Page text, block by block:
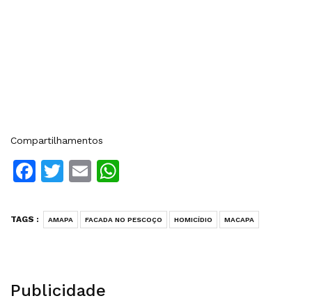
Compartilhamentos
Facebook
Twitter
Email
TAGS : AMAPA FACADA NO PESCOÇO HOMICÍDIO MACAPA
Publicidade